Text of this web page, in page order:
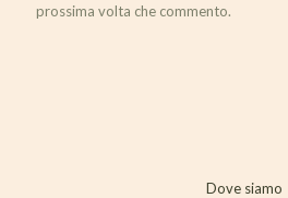
prossima volta che commento.
Dove siamo